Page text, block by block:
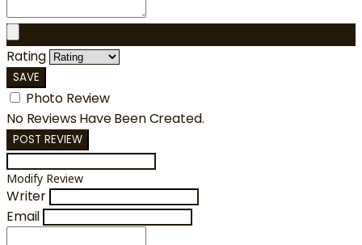
Rating
SAVE
Photo Review
No Reviews Have Been Created.
POST REVIEW
Modify Review
Writer
Email